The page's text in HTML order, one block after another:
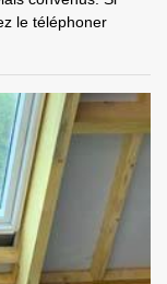
le téléphoner